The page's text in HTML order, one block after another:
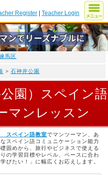
Register |Teacher Login
馬区
> 石神井公園
園）スペイン語
マンレッスン
スペイン語教室でマンツーマン、あ
スペイン語コミュニケーション能力
固めから、旅行やビジネスで使える
の学習目標やレベル、ペースに合わ
びたい！」に幅広くお応えします。